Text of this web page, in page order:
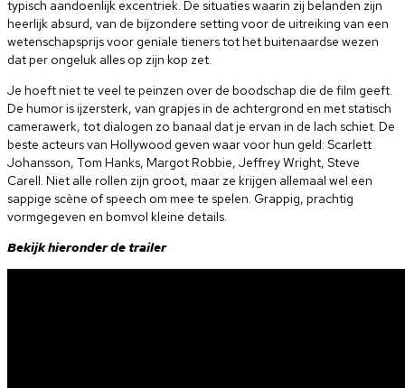
typisch aandoenlijk excentriek. De situaties waarin zij belanden zijn
heerlijk absurd, van de bijzondere setting voor de uitreiking van een
wetenschapsprijs voor geniale tieners tot het buitenaardse wezen
dat per ongeluk alles op zijn kop zet.
Je hoeft niet te veel te peinzen over de boodschap die de film geeft.
De humor is ijzersterk, van grapjes in de achtergrond en met statisch
camerawerk, tot dialogen zo banaal dat je ervan in de lach schiet. De
beste acteurs van Hollywood geven waar voor hun geld: Scarlett
Johansson, Tom Hanks, Margot Robbie, Jeffrey Wright, Steve
Carell. Niet alle rollen zijn groot, maar ze krijgen allemaal wel een
sappige scène of speech om mee te spelen. Grappig, prachtig
vormgegeven en bomvol kleine details.
Bekijk hieronder de trailer